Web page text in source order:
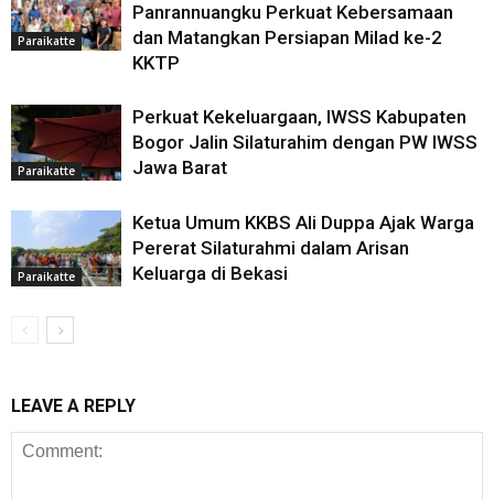
Paraikatte
Panrannuangku Perkuat Kebersamaan
dan Matangkan Persiapan Milad ke-2
KKTP
Paraikatte
Perkuat Kekeluargaan, IWSS Kabupaten
Bogor Jalin Silaturahim dengan PW IWSS
Jawa Barat
Paraikatte
Ketua Umum KKBS Ali Duppa Ajak Warga
Pererat Silaturahmi dalam Arisan
Keluarga di Bekasi
LEAVE A REPLY